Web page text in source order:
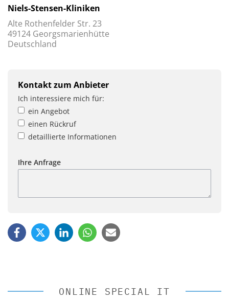
Niels-Stensen-Kliniken
Alte Rothenfelder Str. 23
49124 Georgsmarienhütte
Deutschland
Kontakt zum Anbieter
Ich interessiere mich für:
ein Angebot
einen Rückruf
detaillierte Informationen
Ihre Anfrage
ONLINE SPECIAL IT